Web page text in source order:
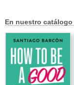
En nuestro catálogo